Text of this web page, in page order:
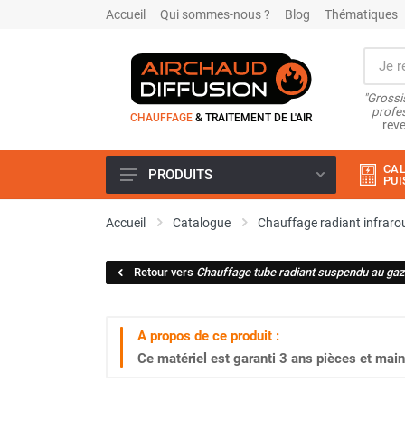
Accueil Qui sommes-nous ? Blog Thématiques
CHAUFFAGE & TRAITEMENT DE L'AIR
Climatiseur
Climatiseur mobile résidentiel et
Rafraîchisseur d'air
Rafraichisseur d'air mobile
PRODUITS
Accueil Catalogue Chauffage radiant
Retour vers Chauffage tube radiant suspendu au gaz
A propos de ce produit :
Ce matériel est garanti 3 ans pièces et